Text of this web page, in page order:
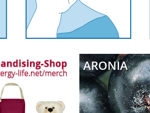
ARONIA